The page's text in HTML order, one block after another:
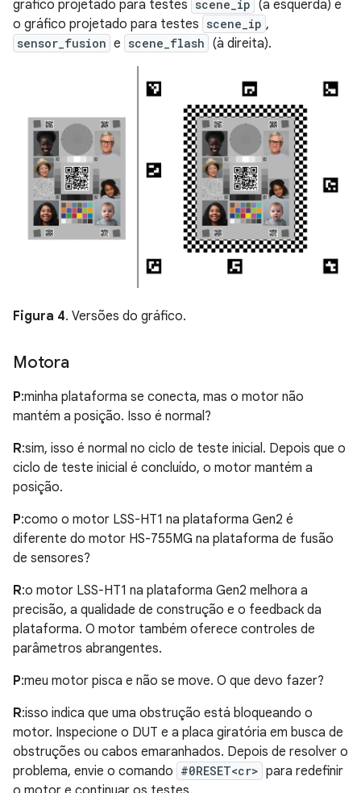
gráfico projetado para testes scene_ip (à esquerda) e
o gráfico projetado para testes scene_ip ,
sensor_fusion e scene_flash (à direita).
Figura 4. Versões do gráfico.
Motora
P:minha plataforma se conecta, mas o motor não
mantém a posição. Isso é normal?
R:sim, isso é normal no ciclo de teste inicial. Depois que o
ciclo de teste inicial é concluído, o motor mantém a
posição.
P:como o motor LSS-HT1 na plataforma Gen2 é
diferente do motor HS-755MG na plataforma de fusão
de sensores?
R:o motor LSS-HT1 na plataforma Gen2 melhora a
precisão, a qualidade de construção e o feedback da
plataforma. O motor também oferece controles de
parâmetros abrangentes.
P:meu motor pisca e não se move. O que devo fazer?
R:isso indica que uma obstrução está bloqueando o
motor. Inspecione o DUT e a placa giratória em busca de
obstruções ou cabos emaranhados. Depois de resolver o
problema, envie o comando #0RESET<cr> para redefinir